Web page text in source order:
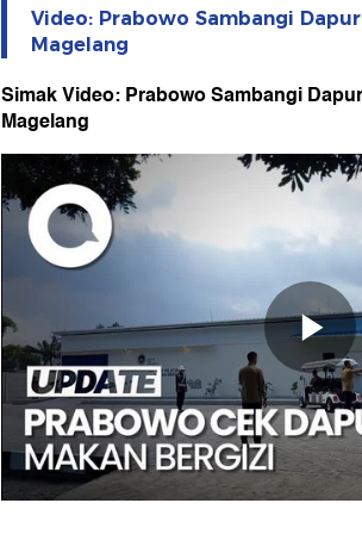
Video: Prabowo Sambangi
Magelang
Simak Video: Prabowo Sambangi
Magelang